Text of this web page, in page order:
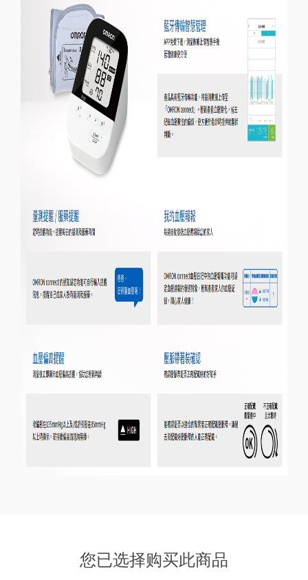
您已选择购买此商品